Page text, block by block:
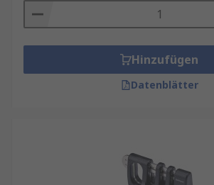
Hinzufügen
Datenblätter